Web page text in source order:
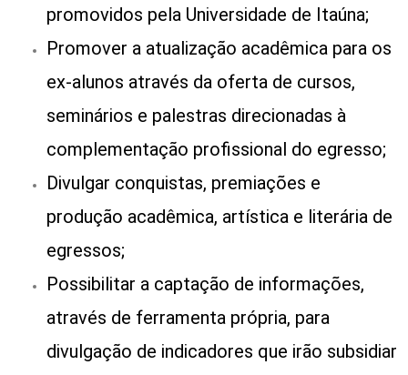
promovidos pela Universidade de Itaúna;
Promover a atualização acadêmica para os
ex-alunos através da oferta de cursos,
seminários e palestras direcionadas à
complementação profissional do egresso;
Divulgar conquistas, premiações e
produção acadêmica, artística e literária de
egressos;
Possibilitar a captação de informações,
através de ferramenta própria, para
divulgação de indicadores que irão subsidiar